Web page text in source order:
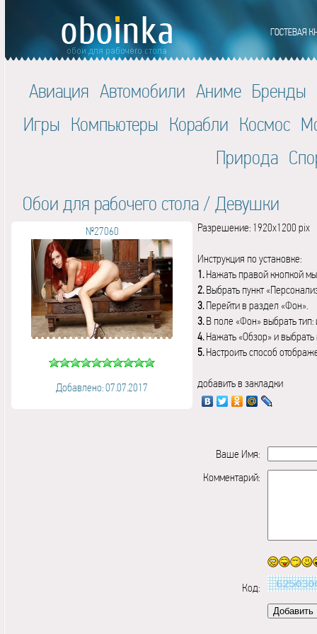
Авиация Автомобили Аниме Бренды
Игры Компьютеры Корабли Космос
Природа
Обои для рабочего стола / Девушки
№27060
Добавлено: 07.07.2017
Разрешение: 1920x1200 pix
Инструкция по установке:
1.Нажать правой кнопкой
2.Выбрать пункт
3.Перейти в раздел «Фон».
3.В поле «Фон» выбрать
4.Нажать «Обзор» и выбрать
5.Настроить способ
добавить в закладки
Ваше Имя:
Комментарий:
Код: